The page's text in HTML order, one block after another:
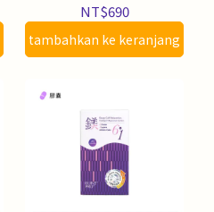
NT$690
tambahkan ke keranjang